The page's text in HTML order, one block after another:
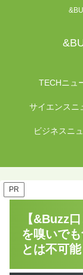
TECHニュ
サイエンスニ
ビジネスニ
PR
【&Buzz
を嗅いで
とは不可